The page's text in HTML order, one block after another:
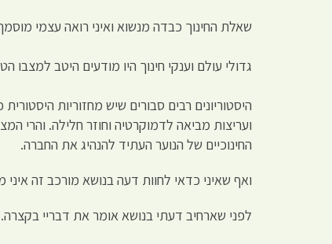
שאלת החינוך כבדה מנשוא ואיני רואה עצמי
גדולי עולם וענקי חינוך היו מודעים היטב למצבו
היסטוריונים רבים סבורים שיש מחזוריות
ועריצות מביאה לדמוקרטיה וחוזר חלילה. והרי
החינוכיים של הנוער העתיד להנהיג את החברה.
ואף שאיני כדאי לחוות דעה בנושא מורכב זה
לפני שארחיב דעתי בנושא אומר את דבריי בקצרה.